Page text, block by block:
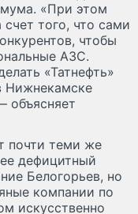
«При этом
того, что сами
чтобы
АЗС.
«Татнефть»
Нижнекамске
объясняет
почти теми же
дефицитный
Белогорьев, но
компании по
искусственно